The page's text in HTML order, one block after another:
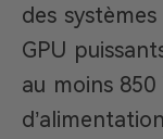
des
GPU
au moins 850